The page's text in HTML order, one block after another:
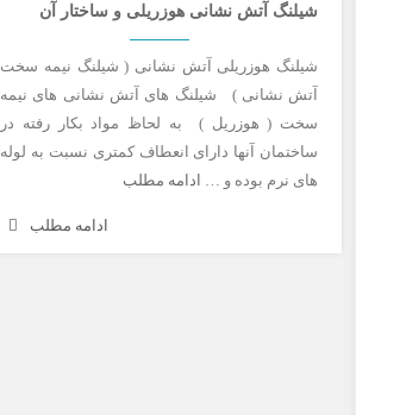
شیلنگ آتش نشانی هوزریلی و ساختار آن
شیلنگ هوزریلی آتش نشانی ( شیلنگ نیمه سخت
آتش نشانی ) شیلنگ های آتش نشانی های نیمه
سخت ( هوزریل ) به لحاظ مواد بکار رفته در
ساختمان آنها دارای انعطاف کمتری نسبت به لوله
های نرم بوده و … ادامه مطلب
ادامه مطلب